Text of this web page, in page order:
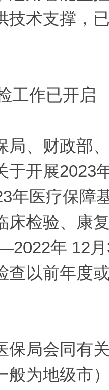
技术支撑，
工作已开启
局、财政部
于开展2023
年医疗保障
床检验、康
年 12
查以前年度
保局会同有
般为地级市